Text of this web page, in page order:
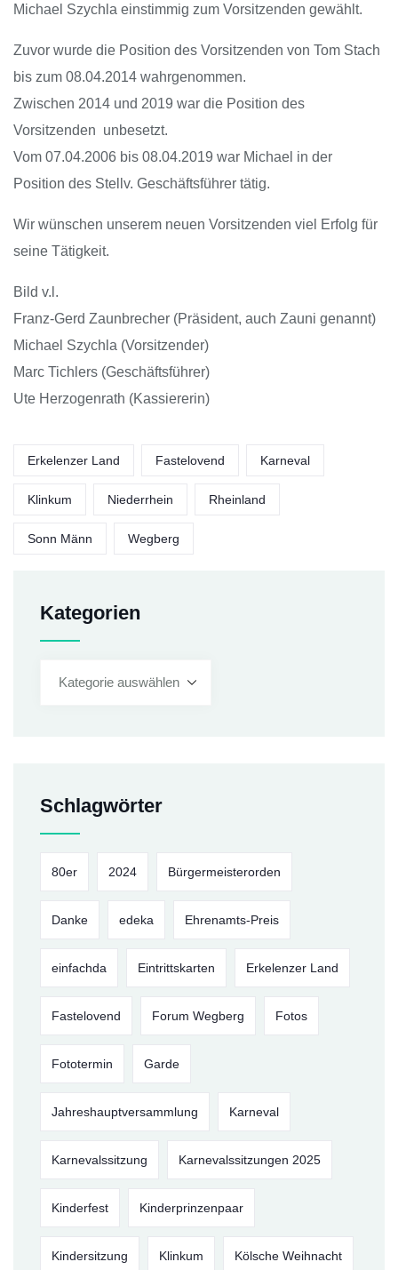
Michael Szychla einstimmig zum Vorsitzenden gewählt.
Zuvor wurde die Position des Vorsitzenden von Tom Stach
bis zum 08.04.2014 wahrgenommen.
Zwischen 2014 und 2019 war die Position des
Vorsitzenden unbesetzt.
Vom 07.04.2006 bis 08.04.2019 war Michael in der
Position des Stellv. Geschäftsführer tätig.
Wir wünschen unserem neuen Vorsitzenden viel Erfolg für
seine Tätigkeit.
Bild v.l.
Franz-Gerd Zaunbrecher (Präsident, auch Zauni genannt)
Michael Szychla (Vorsitzender)
Marc Tichlers (Geschäftsführer)
Ute Herzogenrath (Kassiererin)
Erkelenzer Land Fastelovend Karneval
Klinkum Niederrhein Rheinland
Sonn Männ Wegberg
Kategorien
Schlagwörter
80er 2024 Bürgermeisterorden
Danke edeka Ehrenamts-Preis
einfachda Eintrittskarten Erkelenzer Land
Fastelovend Forum Wegberg Fotos
Fototermin Garde
Jahreshauptversammlung Karneval
Karnevalssitzung Karnevalssitzungen 2025
Kinderfest Kinderprinzenpaar
Kindersitzung Klinkum Kölsche Weihnacht